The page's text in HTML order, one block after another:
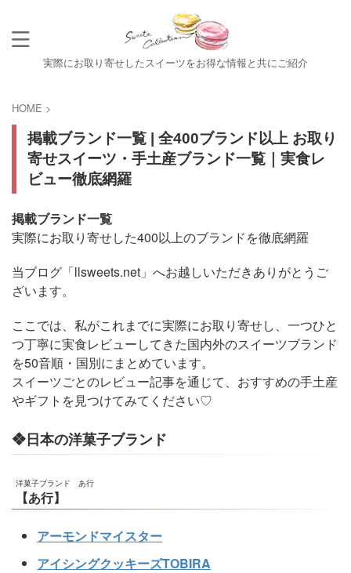
実際にお取り寄せしたスイーツをお得な情報と共にご紹介
HOME >
掲載ブランド一覧 | 全400ブランド以上 お取り
寄せスイーツ・手土産ブランド一覧｜実食レ
ビュー徹底網羅
掲載ブランド一覧
実際にお取り寄せした400以上のブランドを徹底網羅
当ブログ「llsweets.net」へお越しいただきありがとうご
ざいます。
ここでは、私がこれまでに実際にお取り寄せし、一つひと
つ丁寧に実食レビューしてきた国内外のスイーツブランド
を50音順・国別にまとめています。
スイーツごとのレビュー記事を通じて、おすすめの手土産
やギフトを見つけてみてください♡
❖日本の洋菓子ブランド
洋菓子ブランド あ行
【あ行】
アーモンドマイスター
アイシングクッキーズTOBIRA